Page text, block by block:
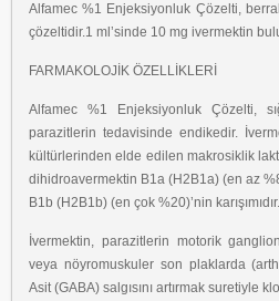
Alfamec %1 Enjeksiyonluk Çözelti,
çözeltidir.1 ml’sinde 10 mg ivermektin
FARMAKOLOJİK ÖZELLİKLERİ
Alfamec %1 Enjeksiyonluk Çözelti,
parazitlerin tedavisinde endikedir.
kültürlerinden elde edilen makrosiklik
dihidroavermektin B1a (H2B1a) (en az
B1b (H2B1b) (en çok %20)’nin karışımıdır.
İvermektin, parazitlerin motorik
veya nöyromuskuler son plaklarda
Asit (GABA) salgısını artırmak suretiyle